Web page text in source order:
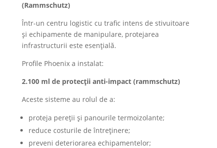
(Rammschutz)
Într-un centru logistic cu trafic intens de stivuitoare
și echipamente de manipulare, protejarea
infrastructurii este esențială.
Profile Phoenix a instalat:
2.100 ml de protecții anti-impact (rammschutz)
Aceste sisteme au rolul de a:
proteja pereții și panourile termoizolante;
reduce costurile de întreținere;
preveni deteriorarea echipamentelor;